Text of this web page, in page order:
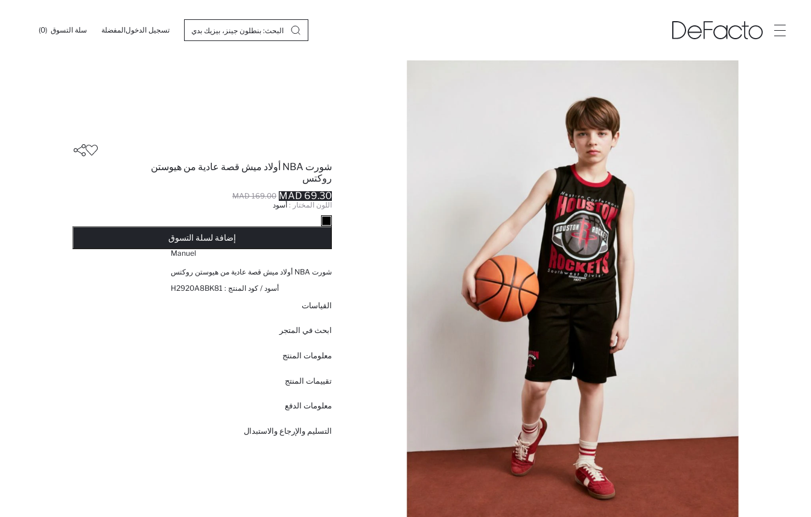
تسجيل الدخولالمفضلة سلة التسوق (0)
شورت NBA أولاد ميش قصة عادية من هيوستن
روكتس
169.00 MAD 69.30 MAD
اللون المختار : أسود
إضافة لسلة التسوق
Manuel
شورت NBA أولاد ميش قصة عادية من هيوستن روكتس
أسود / كود المنتج : H2920A8BK81
القياسات
ابحث في المتجر
معلومات المنتج
تقييمات المنتج
معلومات الدفع
التسليم والإرجاع والاستبدال